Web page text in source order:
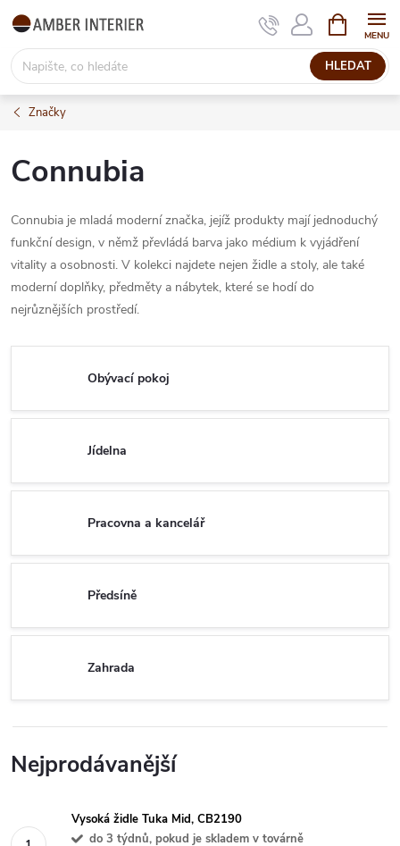
Přejít
obsah
HLEDAT
NÁKUPNÍ
KOŠÍK
Značky
Connubia
Connubia je mladá moderní značka, jejíž produkty mají jednoduchý
funkční design, v němž převládá barva jako médium k vyjádření
vitality a osobnosti. V kolekci najdete nejen židle a stoly, ale také
moderní doplňky, předměty a nábytek, které se hodí do
nejrůznějších prostředí.
Obývací pokoj
Jídelna
Pracovna a kancelář
Předsíně
Zahrada
Nejprodávanější
Vysoká židle Tuka Mid, CB2190
do 3 týdnů, pokud je skladem v továrně